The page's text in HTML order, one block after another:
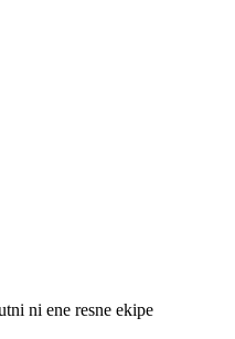
ni ene resne ekipe